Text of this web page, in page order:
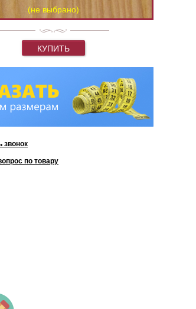
(не выбрано)
КУПИТЬ
звонок
по товару